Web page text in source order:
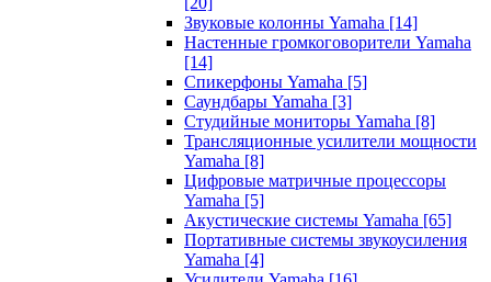
Звуковые колонны Yamaha [14]
Настенные громкоговорители Yamaha
[14]
Спикерфоны Yamaha [5]
Саундбары Yamaha [3]
Студийные мониторы Yamaha [8]
Трансляционные усилители мощности
Yamaha [8]
Цифровые матричные процессоры
Yamaha [5]
Акустические системы Yamaha [65]
Портативные системы звукоусиления
Yamaha [4]